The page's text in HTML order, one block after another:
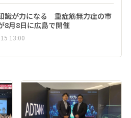
識が力になる 重症筋無力症の市
8月8日に広島で開催
13:00